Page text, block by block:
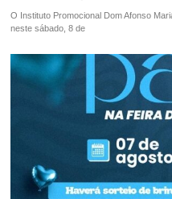
O Instituto Promocional Dom Afonso
neste sábado, 8 de